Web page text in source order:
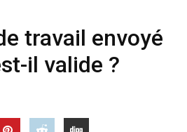
travail envoyé
il valide ?